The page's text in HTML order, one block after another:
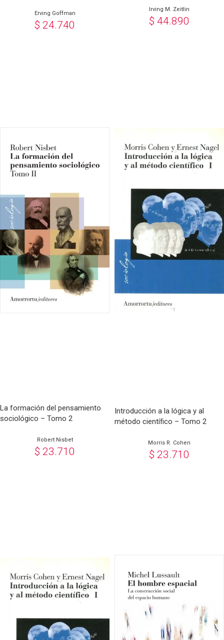
Erving Goffman
$ 24.740
Irving M. Zeitlin
$ 44.890
La formación del pensamiento
sociológico – Tomo 2
Robert Nisbet
$ 23.710
Introducción a la lógica y al
método científico – Tomo 2
Morris R. Cohen
$ 23.710